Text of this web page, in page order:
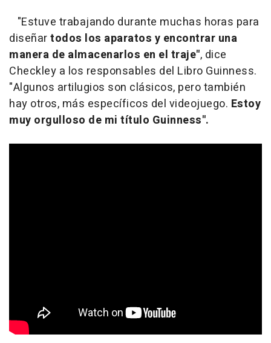
"Estuve trabajando durante muchas horas para
diseñartodos los aparatos y encontrar una
manera de almacenarlos en el traje", dice
Checkley a los responsables del Libro Guinness.
"Algunos artilugios son clásicos, pero también
hay otros, más específicos del videojuego. Estoy
muy orgulloso de mi título Guinness".